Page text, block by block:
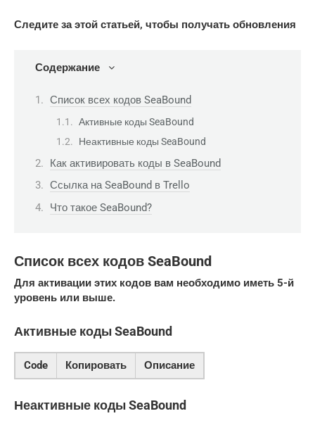
Следите за этой статьей, чтобы получать обновления
Содержание
Список всех кодов SeaBound
Активные коды SeaBound
Неактивные коды SeaBound
Как активировать коды в SeaBound
Ссылка на SeaBound в Trello
Что такое SeaBound?
Список всех кодов SeaBound
Для активации этих кодов вам необходимо иметь 5-й
уровень или выше.
Активные коды SeaBound
Code Копировать Описание
Неактивные коды SeaBound